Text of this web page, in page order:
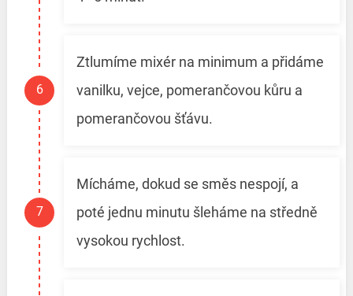
Ztlumíme mixér na minimum a přidáme
vanilku, vejce, pomerančovou kůru a
pomerančovou šťávu.
Mícháme, dokud se směs nespojí, a
poté jednu minutu šleháme na středně
vysokou rychlost.